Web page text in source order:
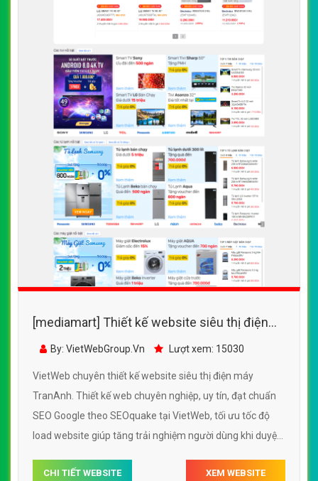
[mediamart] Thiết kế website siêu thị điện
máy TranAnh đẹp SEO nhanh hiệu quả
By: VietWebGroup.Vn Lượt xem: 15030
VietWeb chuyên thiết kế website siêu thị điện máy
TranAnh. Thiết kế web chuyên nghiệp, uy tín, đạt chuẩn
SEO Google theo SEOquake tại VietWeb, tối ưu tốc độ
load website giúp tăng trải nghiệm người dùng khi duyệt
CHI TIẾT WEBSITE XEM WEBSITE